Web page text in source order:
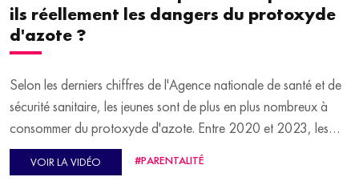
ils réellement les dangers du protoxyde
d'azote ?
Selon les derniers chiffres de l'Agence nationale de santé et de
sécurité sanitaire, les jeunes sont de plus en plus nombreux à
consommer du protoxyde d'azote. Entre 2020 et 2023, les
signalements ont été multipliés par 3 et le nombre de cas grave
d'addictovigilence par 3,8.
VOIR LA VIDÉO #PARENTALITÉ